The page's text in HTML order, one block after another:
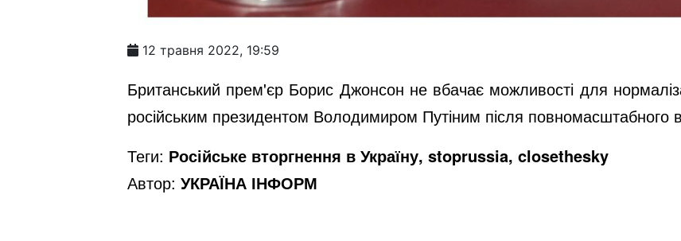
12 травня 2022, 19:59
Британський прем'єр Борис Джонсон не вбачає можливості для
російським президентом Володимиром Путіним після повномасштабного
Теги: Російське вторгнення в Україну, stoprussia, closethesky
Автор: УКРАЇНА ІНФОРМ